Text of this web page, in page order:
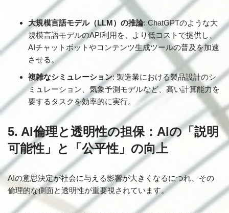
大規模言語モデル（LLM）の推論: ChatGPTのような大
規模言語モデルのAPI利用を、より低コストで提供し、
AIチャットボットやコンテンツ生成ツールの普及を加速
させる。
複雑なシミュレーション: 製造業における製品設計のシ
ミュレーション、気象予測モデルなど、高い計算能力を
要するタスクを効率的に実行。
5. AI倫理と透明性の担保：AIの「説明
可能性」と「公平性」の向上
AIの意思決定が社会に与える影響が大きくなるにつれ、その
倫理的な側面と透明性が重要視されています。